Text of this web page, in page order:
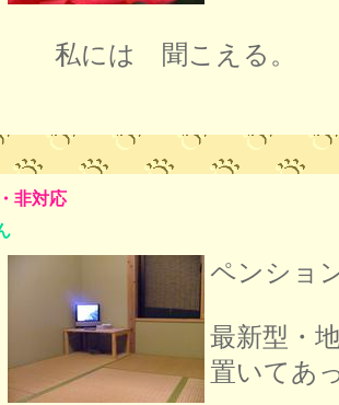
私には 聞こえる。
非対応
ペンショ
最新型・
置いてあ